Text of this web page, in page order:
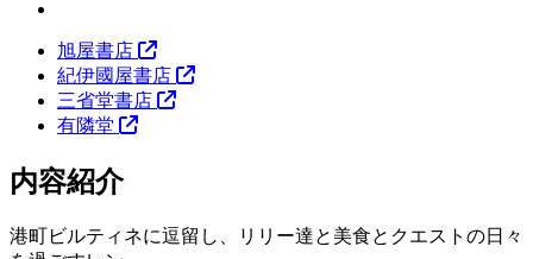
旭屋書店
紀伊國屋書店
三省堂書店
有隣堂
内容紹介
港町ビルティネに逗留し、リリー達と美食とクエストの日々